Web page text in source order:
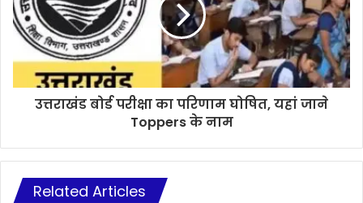
उत्तराखंड बोर्ड परीक्षा का परिणाम घोषित, यहां जाने
Toppers के नाम
Related Articles